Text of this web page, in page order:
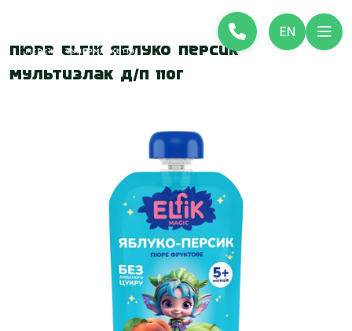
EN
Пюре Elfik Яблуко персик
мультизлак д/п 110г